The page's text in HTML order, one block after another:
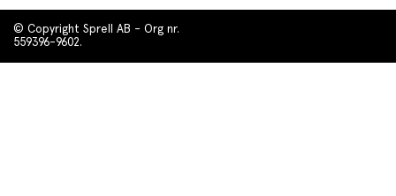
© Copyright Sprell AB - Org nr.
559396-9602.